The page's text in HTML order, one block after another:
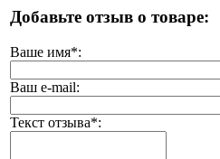
Добавьте отзыв о товаре:
Ваше имя*:
Ваш e-mail:
Текст отзыва*: